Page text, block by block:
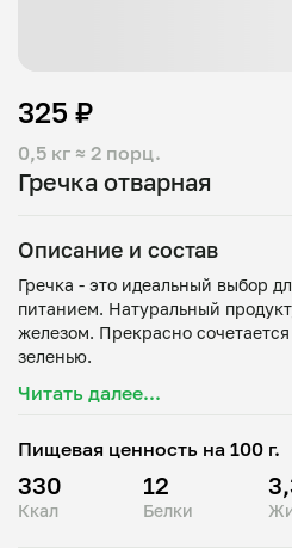
Гречка отварная
0,5 кг ≈ 2 порц.
325 ₽
Описание и состав
Гречка - это идеальный выбор
питанием. Натуральный
железом. Прекрасно
Читать далее...
Пищевая ценность на 100 г.
330
Ккал
12
Белки